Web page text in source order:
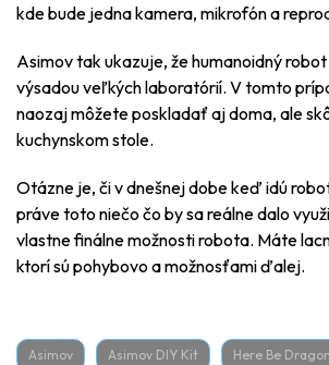
kde bude jedna kamera, mikrofón a
Asimov tak ukazuje, že humanoidný
výsadou veľkých laboratórií. V tomto
naozaj môžete poskladať aj doma, ale
kuchynskom stole.
Otázne je, či v dnešnej dobe keď idú
práve toto niečo čo by sa reálne dalo
vlastne finálne možnosti robota. Máte
ktorí sú pohybovo a možnosťami ďalej.
Asimov Asimov DIY Kit Here Be